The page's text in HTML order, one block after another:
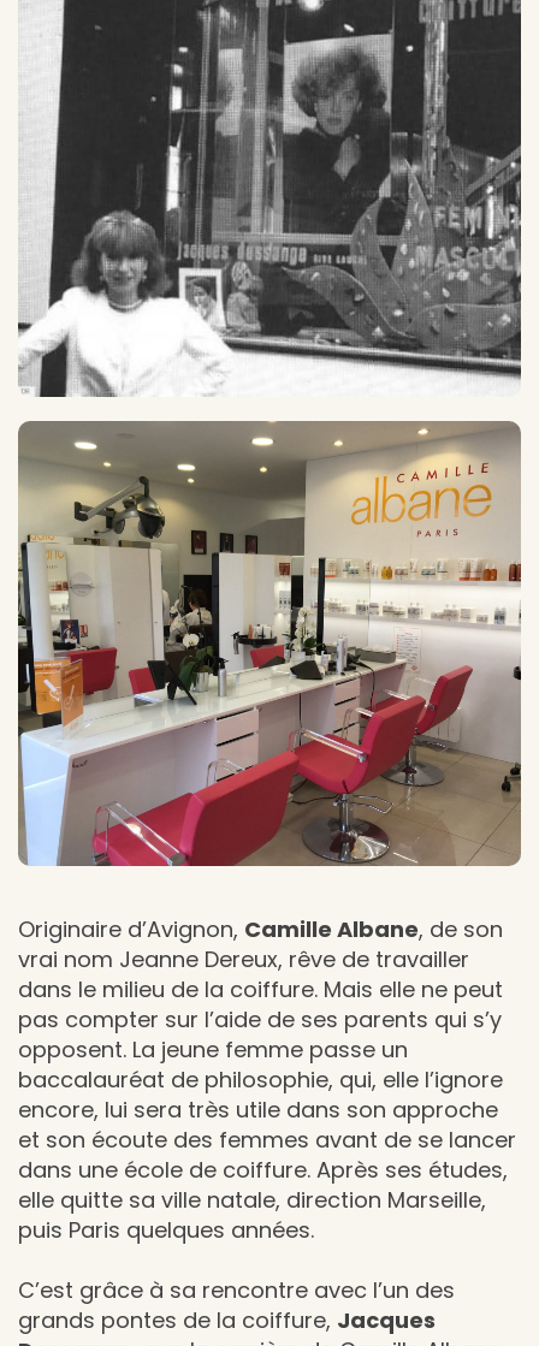
Originaire d’Avignon, Camille Albane, de son
vrai nom Jeanne Dereux, rêve de travailler
dans le milieu de la coiffure. Mais elle ne peut
pas compter sur l’aide de ses parents qui s’y
opposent. La jeune femme passe un
baccalauréat de philosophie, qui, elle l’ignore
encore, lui sera très utile dans son approche
et son écoute des femmes avant de se lancer
dans une école de coiffure. Après ses études,
elle quitte sa ville natale, direction Marseille,
puis Paris quelques années.
C’est grâce à sa rencontre avec l’un des
grands pontes de la coiffure, Jacques